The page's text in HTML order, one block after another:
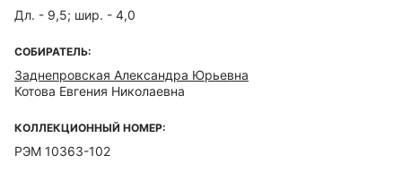
Дл. - 9,5; шир. - 4,0
СОБИРАТЕЛЬ:
Заднепровская Александра Юрьевна
Котова Евгения Николаевна
КОЛЛЕКЦИОННЫЙ НОМЕР:
РЭМ 10363-102